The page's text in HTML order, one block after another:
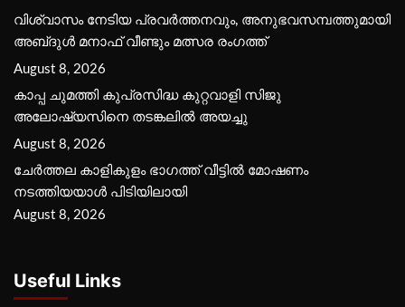
വിശ്വാസം നേടിയ പ്രവർത്തനവും, അനുഭവസമ്പത്തുമായി
അബ്‌ദുൾ മനാഫ് വീണ്ടും മത്സര രംഗത്ത്
August 8, 2026
കാപ്പ ചുമത്തി കുപ്രസിദ്ധ കുറ്റവാളി സിജു
അലോഷ്യസിനെ തടങ്കലിൽ അയച്ചു
August 8, 2026
ചേർത്തല കാളികുളം ഭാഗത്ത് വീട്ടിൽ മോഷണം
നടത്തിയയാൾ പിടിയിലായി
August 8, 2026
Useful Links